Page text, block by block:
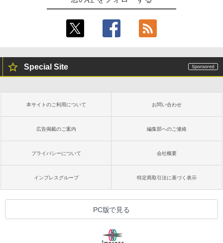
Special Site
本サイトのご利用について お問い合わせ
広告掲載のご案内 編集部へのご連絡
プライバシーについて 会社概要
インプレスグループ 特定商取引法に基づく表示
PC版で見る